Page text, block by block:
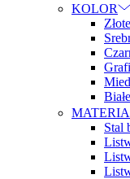
KOLOR
Stal